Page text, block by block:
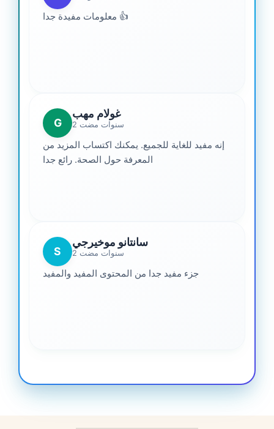
معلومات مفيدة جدا 👍
G
غولام مهب
2 سنوات مضت
إنه مفيد للغاية للجميع. يمكنك اكتساب المزيد من
المعرفة حول الصحة. رائع جدا
S
سانتانو موخيرجي
2 سنوات مضت
جزء مفيد جدا من المحتوى المفيد والمفيد